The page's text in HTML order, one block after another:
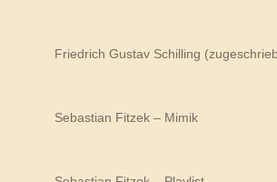
Friedrich Gustav Schilling
Sebastian Fitzek – Mimik